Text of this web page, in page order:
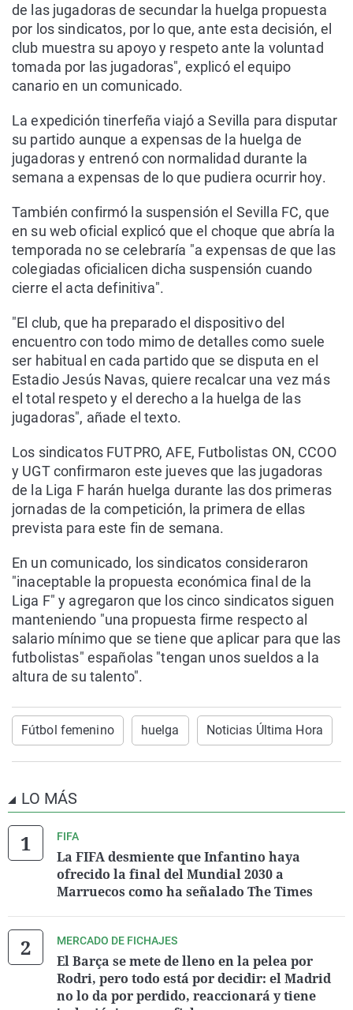
de las jugadoras de secundar la huelga propuesta
por los sindicatos, por lo que, ante esta decisión, el
club muestra su apoyo y respeto ante la voluntad
tomada por las jugadoras", explicó el equipo
canario en un comunicado.
La expedición tinerfeña viajó a Sevilla para disputar
su partido aunque a expensas de la huelga de
jugadoras y entrenó con normalidad durante la
semana a expensas de lo que pudiera ocurrir hoy.
También confirmó la suspensión el Sevilla FC, que
en su web oficial explicó que el choque que abría la
temporada no se celebraría "a expensas de que las
colegiadas oficialicen dicha suspensión cuando
cierre el acta definitiva".
"El club, que ha preparado el dispositivo del
encuentro con todo mimo de detalles como suele
ser habitual en cada partido que se disputa en el
Estadio Jesús Navas, quiere recalcar una vez más
el total respeto y el derecho a la huelga de las
jugadoras", añade el texto.
Los sindicatos FUTPRO, AFE, Futbolistas ON, CCOO
y UGT confirmaron este jueves que las jugadoras
de la Liga F harán huelga durante las dos primeras
jornadas de la competición, la primera de ellas
prevista para este fin de semana.
En un comunicado, los sindicatos consideraron
"inaceptable la propuesta económica final de la
Liga F" y agregaron que los cinco sindicatos siguen
manteniendo "una propuesta firme respecto al
salario mínimo que se tiene que aplicar para que las
futbolistas" españolas "tengan unos sueldos a la
altura de su talento".
Fútbol femenino huelga Noticias Última Hora
LO MÁS
FIFA
La FIFA desmiente que Infantino haya
ofrecido la final del Mundial 2030 a
Marruecos como ha señalado The Times
MERCADO DE FICHAJES
El Barça se mete de lleno en la pelea por
Rodri, pero todo está por decidir: el Madrid
no lo da por perdido, reaccionará y tiene